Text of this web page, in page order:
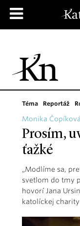
Téma Reportáž
Monika Čopíková
Prosím,
ťažké
„Modlíme sa,
svetlom do tmy
hovorí Jana
katolíckej